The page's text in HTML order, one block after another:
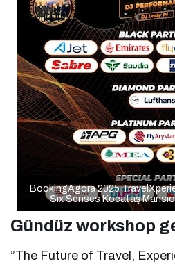
BookingAgora 2025
Six Senses Kocataş
Gündüz workshop
”The Future of Travel,